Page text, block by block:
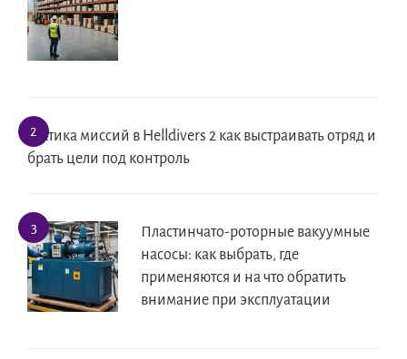
Тактика миссий в Helldivers 2 как выстраивать отряд и
брать цели под контроль
Пластинчато-роторные вакуумные
насосы: как выбрать, где
применяются и на что обратить
внимание при эксплуатации